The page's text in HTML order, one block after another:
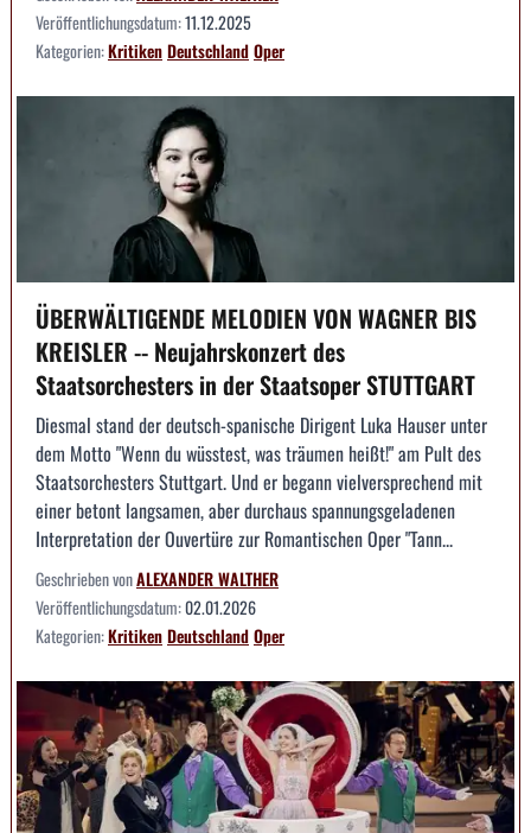
Veröffentlichungsdatum:11.12.2025
Kategorien:KritikenDeutschlandOper
ÜBERWÄLTIGENDE MELODIEN VON WAGNER BIS
KREISLER -- Neujahrskonzert des
Staatsorchesters in der Staatsoper STUTTGART
Diesmal stand der deutsch-spanische Dirigent Luka Hauser unter
dem Motto "Wenn du wüsstest, was träumen heißt!" am Pult des
Staatsorchesters Stuttgart. Und er begann vielversprechend mit
einer betont langsamen, aber durchaus spannungsgeladenen
Interpretation der Ouvertüre zur Romantischen Oper "Tann...
Geschrieben vonALEXANDER WALTHER
Veröffentlichungsdatum:02.01.2026
Kategorien:KritikenDeutschlandOper